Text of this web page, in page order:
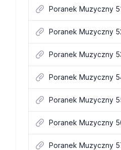
Poranek Muzyczny
Poranek Muzyczny
Poranek Muzyczny
Poranek Muzyczny
Poranek Muzyczny
Poranek Muzyczny
Poranek Muzyczny